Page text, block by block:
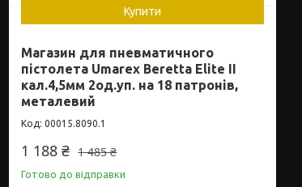
Купити
Магазин для пневматичного
пістолета Umarex Beretta Elite II
кал.4,5мм 2од.уп. на 18 патронів,
металевий
00015.8090.1
1 485 ₴
1 188 ₴
Готово до відправки